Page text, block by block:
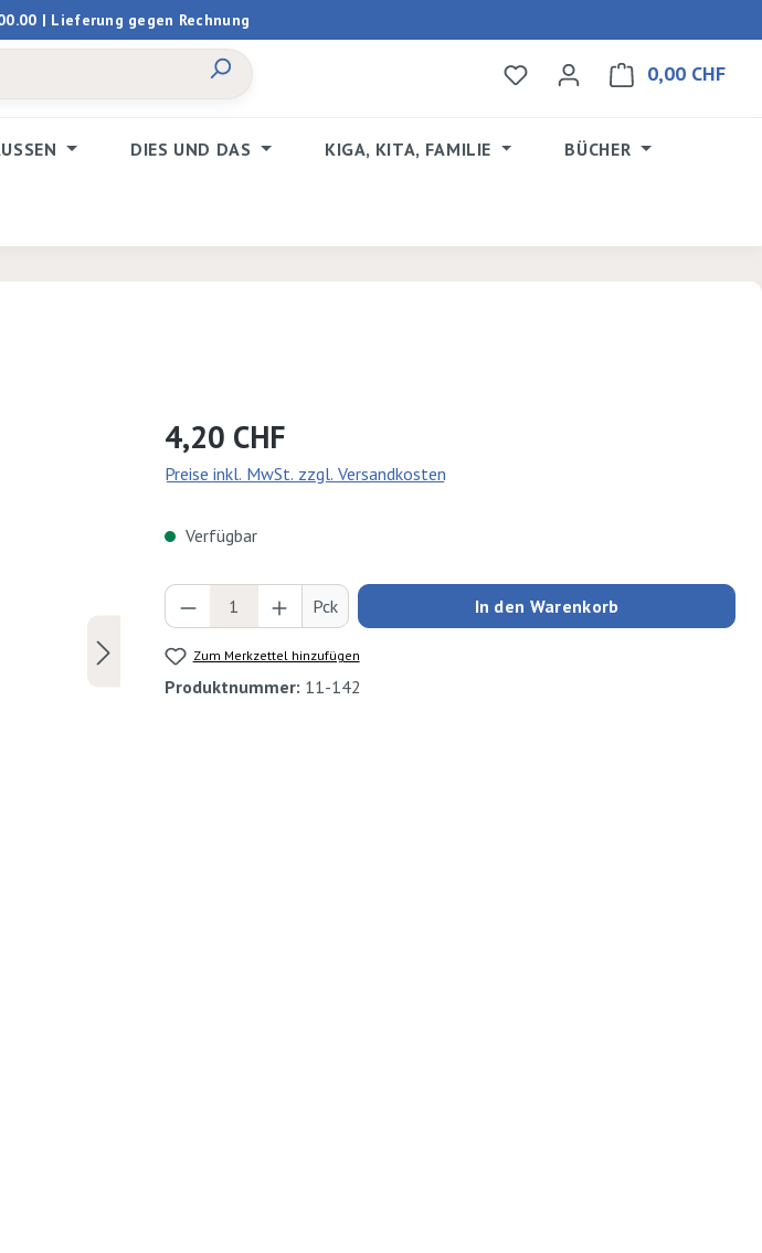
| Lieferung gegen Rechnung
Du hast 0 Produkte auf
0,00 CHF
DIES UND DAS KIGA, KITA, FAMILIE BÜCHER
Regulärer Preis:
4,20 CHF
Preise inkl. MwSt. zzgl. Versandkosten
Verfügbar
Produkt Anzahl: Gib den gewünschten Wert ein
Pck In den Warenkorb
Zum Merkzettel hinzufügen
Produktnummer: 11-142